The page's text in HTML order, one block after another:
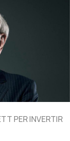
PER INVERTIR